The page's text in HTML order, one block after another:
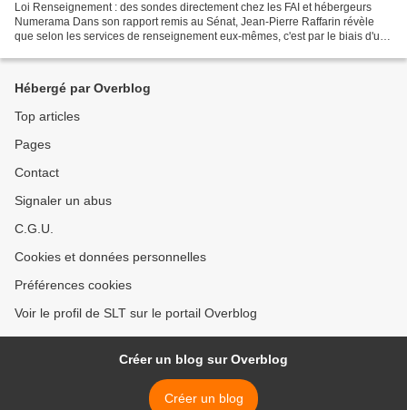
Loi Renseignement : des sondes directement chez les FAI et hébergeurs
Numerama Dans son rapport remis au Sénat, Jean-Pierre Raffarin révèle
que selon les services de renseignement eux-mêmes, c'est par le biais d'une
Hébergé par Overblog
Top articles
Pages
Contact
Signaler un abus
C.G.U.
Cookies et données personnelles
Préférences cookies
Voir le profil de SLT sur le portail Overblog
Créer un blog sur Overblog
Créer un blog